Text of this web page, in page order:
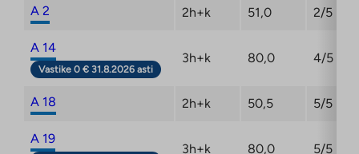
A 2 2h+k 51,0 2/5
A 14
Vastike 0 € 31.8.2026 asti
3h+k 80,0 4/5
A 18 2h+k 50,5 5/5
A 19
3h+k 80,0 5/5